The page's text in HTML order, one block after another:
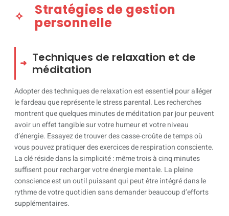
Stratégies de gestion
personnelle
Techniques de relaxation et de
méditation
Adopter des techniques de relaxation est essentiel pour alléger
le fardeau que représente le stress parental. Les recherches
montrent que quelques minutes de méditation par jour peuvent
avoir un effet tangible sur votre humeur et votre niveau
d’énergie. Essayez de trouver des casse-croûte de temps où
vous pouvez pratiquer des exercices de respiration consciente.
La clé réside dans la simplicité : même trois à cinq minutes
suffisent pour recharger votre énergie mentale. La pleine
conscience est un outil puissant qui peut être intégré dans le
rythme de votre quotidien sans demander beaucoup d’efforts
supplémentaires.